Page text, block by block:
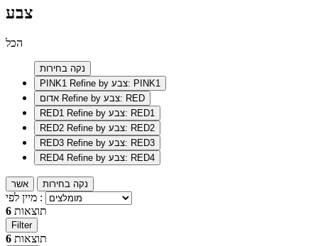
צבע
הכל
נקה בחירות
PINK1
Refine by צבע: PINK1
Refine by צבע: RED
RED1
Refine by צבע: RED1
RED2
Refine by צבע: RED2
RED3
Refine by צבע: RED3
RED4
Refine by צבע: RED4
אשר נקה בחירות
מיין לפי :
6 תוצאות
Filter
6 תוצאות